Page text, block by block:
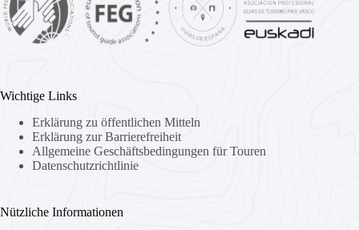
Wichtige Links
Erklärung zu öffentlichen Mitteln
Erklärung zur Barrierefreiheit
Allgemeine Geschäftsbedingungen für Touren
Datenschutzrichtlinie
Nützliche Informationen